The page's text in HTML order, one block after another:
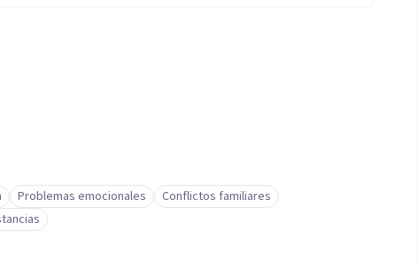
Problemas emocionales
Conflictos familiares